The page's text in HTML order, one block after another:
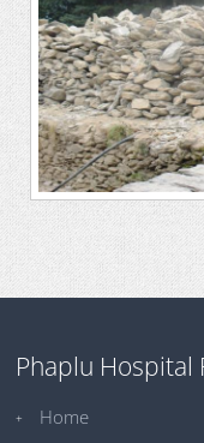
Phaplu Hospital
Home